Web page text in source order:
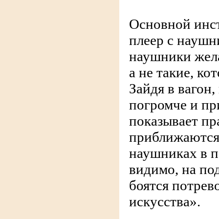
Основной
плеер с
наушники
а не такие,
Зайдя в
погромче и
показывает
наушниках в
видимо, на
боятся
искусства».